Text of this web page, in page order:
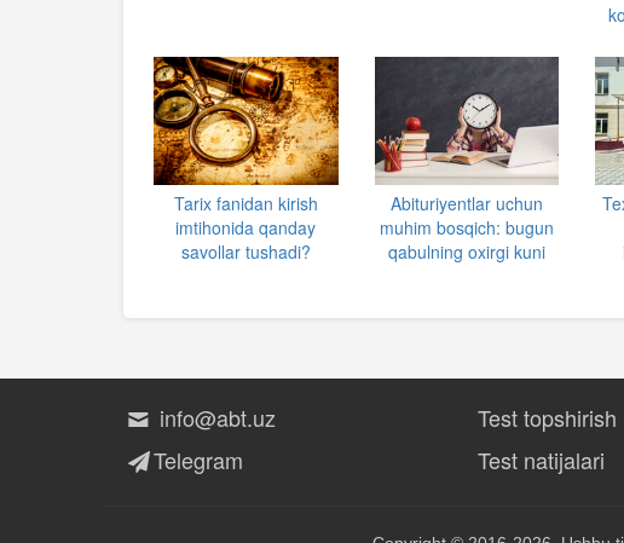
Tarix fanidan kirish
imtihonida qanday
savollar tushadi?
Abituriyentlar uchun
muhim bosqich: bugun
qabulning oxirgi kuni
info@abt.uz
Telegram
Test topshirish
Test natijalari